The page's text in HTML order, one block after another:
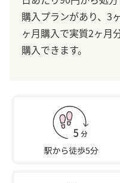
購入プランがあり、3
ヶ月購入で実質2ヶ月
購入できます。